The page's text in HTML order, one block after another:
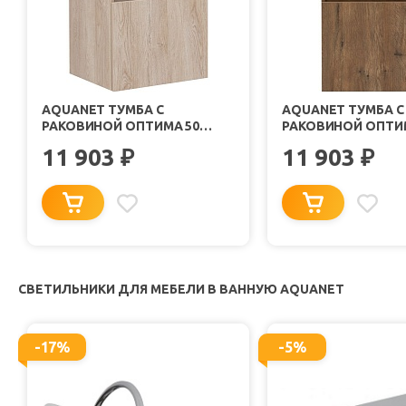
AQUANET ТУМБА С
РАКОВИНОЙ ОПТИМА 50
11 903 ₽
AQUANET ТУМБА С
РАКОВИНОЙ
РУСТИКАЛЬНЫЙ
11 903 ₽
СВЕТИЛЬНИКИ ДЛЯ МЕБЕЛИ В ВАННУЮ AQUANET
-17% -5%